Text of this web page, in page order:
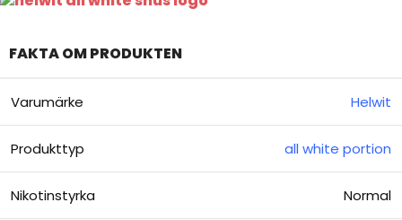
FAKTA OM PRODUKTEN
Varumärke Helwit
Produkttyp all white portion
Nikotinstyrka Normal